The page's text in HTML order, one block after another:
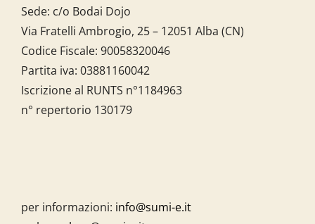
Sede: c/o Bodai Dojo
Via Fratelli Ambrogio, 25 – 12051 Alba (CN)
Codice Fiscale: 90058320046
Partita iva: 03881160042
Iscrizione al RUNTS n°1184963
n° repertorio 130179
per informazioni: info@sumi-e.it